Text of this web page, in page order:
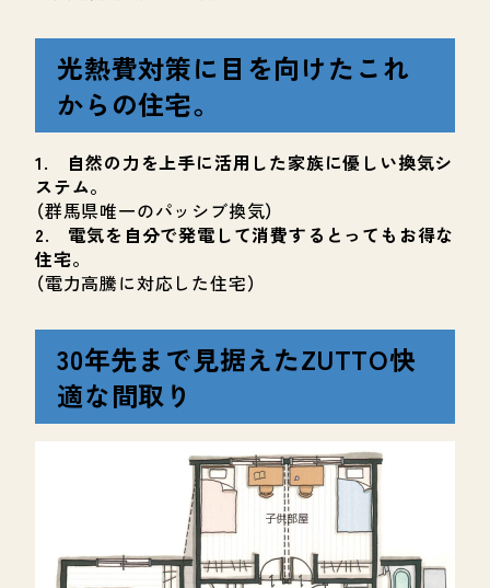
光熱費対策に目を向けたこれ
からの住宅。
1. 自然の力を上手に活用した家族に優しい換気シ
ステム。
（群馬県唯一のパッシブ換気）
2. 電気を自分で発電して消費するとってもお得な
住宅。
（電力高騰に対応した住宅）
30年先まで見据えたZUTTO快
適な間取り